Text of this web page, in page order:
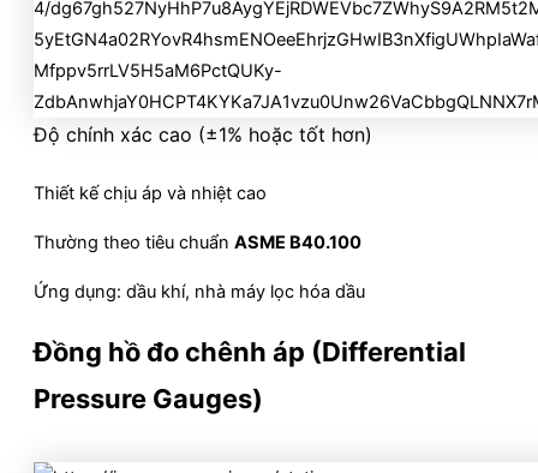
Độ chính xác cao (±1% hoặc tốt hơn)
Thiết kế chịu áp và nhiệt cao
Thường theo tiêu chuẩn ASME B40.100
Ứng dụng: dầu khí, nhà máy lọc hóa dầu
Đồng hồ đo chênh áp (Differential
Pressure Gauges)